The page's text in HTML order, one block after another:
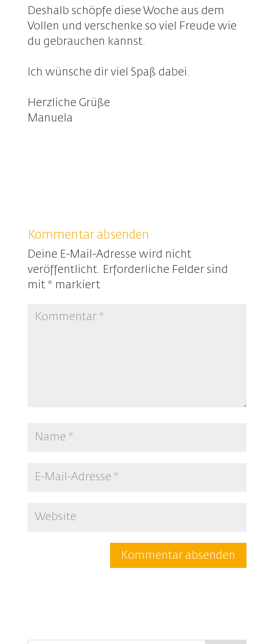
Deshalb schöpfe diese Woche aus dem
Vollen und verschenke so viel Freude wie
du gebrauchen kannst.
Ich wünsche dir viel Spaß dabei.
Herzliche Grüße
Manuela
Kommentar absenden
Deine E-Mail-Adresse wird nicht
veröffentlicht. Erforderliche Felder sind
mit * markiert